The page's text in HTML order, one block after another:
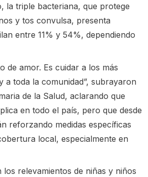
la triple bacteriana, que protege
y tos convulsa, presenta
entre 11% y 54%, dependiendo
de amor. Es cuidar a los más
a toda la comunidad”, subrayaron
de la Salud, aclarando que
en todo el país, pero que desde
reforzando medidas específicas
local, especialmente en
los relevamientos de niñas y niños